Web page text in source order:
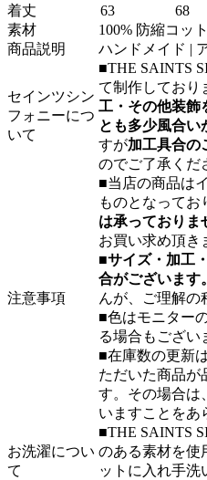
着丈
63 68
素材
100% 防縮コッ
商品説明
ハンドメイド |
セインツシン
フォニーにつ
いて
■THE SAINTS
て制作しており
工・その他装飾
とも多少風合い
すが加工具合の
のでご了承くだ
注意事項
■当店の商品は
ものとなってお
は承っておりま
お買い求め頂き
■サイズ・加工
合がございます。
んが、ご理解の
■色はモニター
る場合もござい
■在庫数の更新
ただいた商品が
す。その場合は
いますことをあ
お洗濯につい
て
■THE SAINTS
のある素材を使
ットに入れ手洗